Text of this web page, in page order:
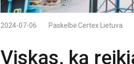
2024-07-06 PaskelbėCertex Lietuva
Viskas, ką